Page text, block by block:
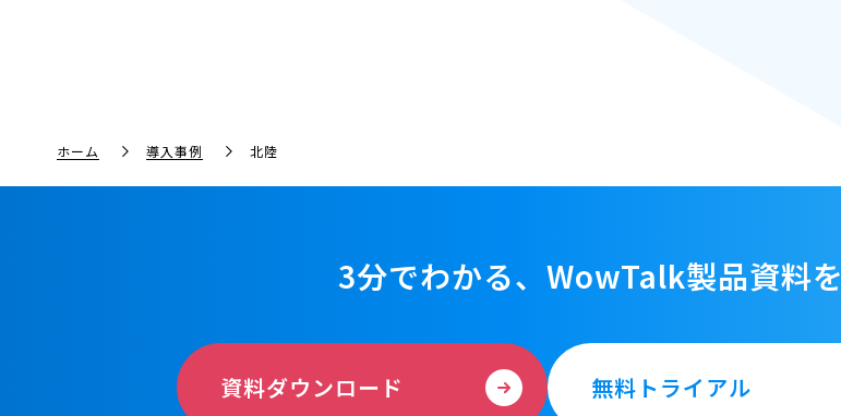
ホーム 導入事例 北陸
3分でわかる、WowTalk製品資料を
資料ダウンロード 無料トライアル